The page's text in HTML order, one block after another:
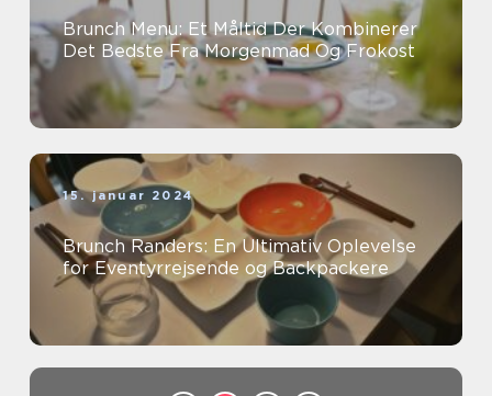
Brunch Menu: Et Måltid Der Kombinerer
Det Bedste Fra Morgenmad Og Frokost
15. januar 2024
Brunch Randers: En Ultimativ Oplevelse
for Eventyrrejsende og Backpackere